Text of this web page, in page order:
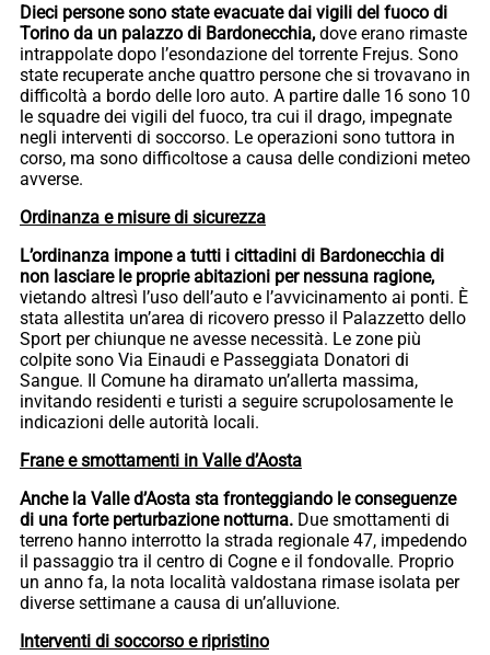
Dieci persone sono state evacuate dai vigili del fuoco di
Torino da un palazzo di Bardonecchia, dove erano rimaste
intrappolate dopo l’esondazione del torrente Frejus. Sono
state recuperate anche quattro persone che si trovavano in
difficoltà a bordo delle loro auto. A partire dalle 16 sono 10
le squadre dei vigili del fuoco, tra cui il drago, impegnate
negli interventi di soccorso. Le operazioni sono tuttora in
corso, ma sono difficoltose a causa delle condizioni meteo
avverse.
Ordinanza e misure di sicurezza
L’ordinanza impone a tutti i cittadini di Bardonecchia di
non lasciare le proprie abitazioni per nessuna ragione,
vietando altresì l’uso dell’auto e l’avvicinamento ai ponti. È
stata allestita un’area di ricovero presso il Palazzetto dello
Sport per chiunque ne avesse necessità. Le zone più
colpite sono Via Einaudi e Passeggiata Donatori di
Sangue. Il Comune ha diramato un’allerta massima,
invitando residenti e turisti a seguire scrupolosamente le
indicazioni delle autorità locali.
Frane e smottamenti in Valle d’Aosta
Anche la Valle d’Aosta sta fronteggiando le conseguenze
di una forte perturbazione notturna. Due smottamenti di
terreno hanno interrotto la strada regionale 47, impedendo
il passaggio tra il centro di Cogne e il fondovalle. Proprio
un anno fa, la nota località valdostana rimase isolata per
diverse settimane a causa di un’alluvione.
Interventi di soccorso e ripristino